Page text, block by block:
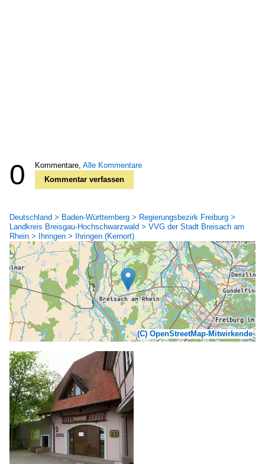
0 Kommentare, Alle Kommentare
Kommentar verfassen
Deutschland > Baden-Württemberg > Regierungsbezirk Freiburg >
Landkreis Breisgau-Hochschwarzwald > VVG der Stadt Breisach am
Rhein > Ihringen > Ihringen (Kernort)
(C) OpenStreetMap-Mitwirkende